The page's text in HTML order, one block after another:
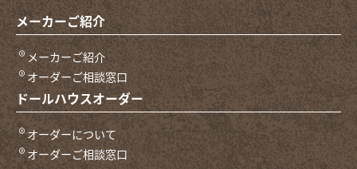
メーカーご紹介
メーカーご紹介
オーダーご相談窓口
ドールハウスオーダー
オーダーについて
オーダーご相談窓口